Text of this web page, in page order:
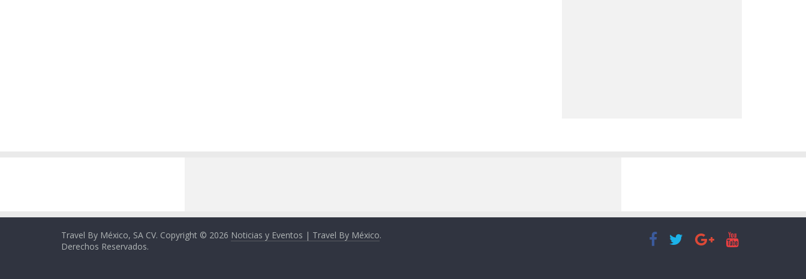
Travel By México, SA CV. Copyright © 2026 Noticias y Eventos | Travel By México.
Derechos Reservados.